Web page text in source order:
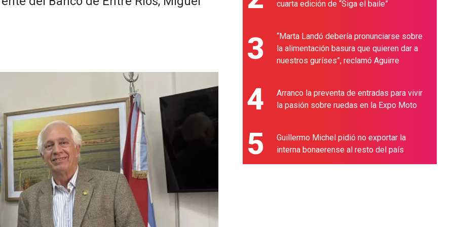
cuarta edición de “Siga el baile”
3
“Marta Landó debería pronunciarse sobre
la alimentación basura que quieren dar a
nuestros guríses”, reclamó Aguirre
4
Arranco la preventa de entradas para vivir
la pasión sobre ruedas en la Expo Moto
5
Guillermo Michel pidió no exportar la
interna bonaerense al resto del país